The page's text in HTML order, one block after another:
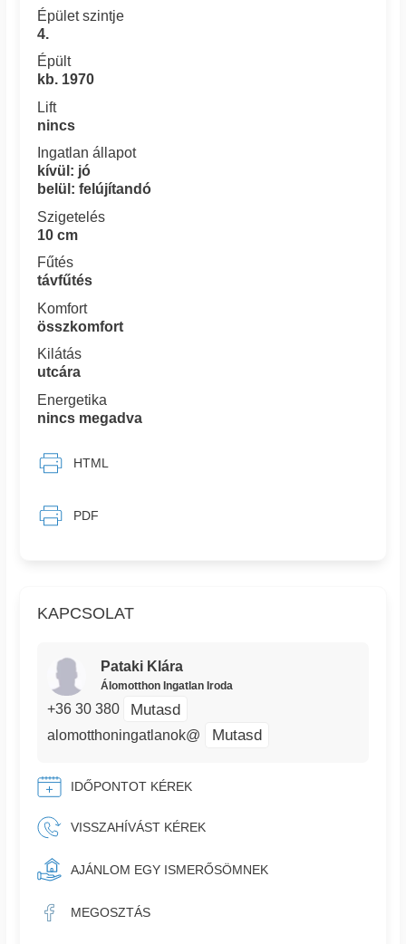
KAPCSOLAT
Pataki Klára
Álomotthon Ingatlan Iroda
+36 30 380 Mutasd
alomotthoningatlanok@ Mutasd
IDŐPONTOT KÉREK
VISSZAHÍVÁST KÉREK
AJÁNLOM EGY ISMERŐSÖMNEK
MEGOSZTÁS
Épület szintje
4.
Épült
kb. 1970
Lift
nincs
Ingatlan állapot
kívül: jó
belül: felújítandó
Szigetelés
10 cm
Fűtés
távfűtés
Komfort
összkomfort
Kilátás
utcára
Energetika
nincs megadva
HTML
PDF